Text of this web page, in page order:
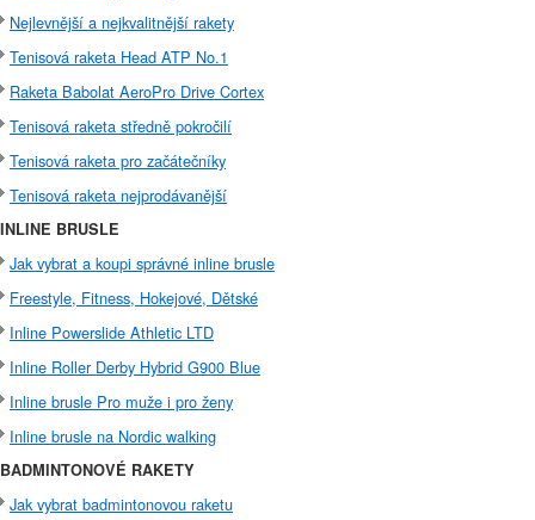
Nejlevnější a nejkvalitnější rakety
Tenisová raketa Head ATP No.1
Raketa Babolat AeroPro Drive Cortex
Tenisová raketa středně pokročilí
Tenisová raketa pro začátečníky
Tenisová raketa nejprodávanější
INLINE BRUSLE
Jak vybrat a koupi správné inline brusle
Freestyle, Fitness, Hokejové, Dětské
Inline Powerslide Athletic LTD
Inline Roller Derby Hybrid G900 Blue
Inline brusle Pro muže i pro ženy
Inline brusle na Nordic walking
BADMINTONOVÉ RAKETY
Jak vybrat badmintonovou raketu